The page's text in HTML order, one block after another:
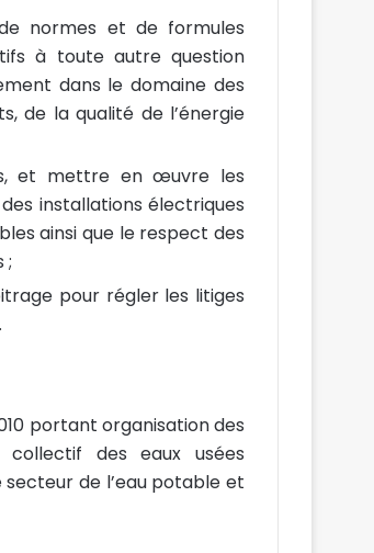
normes et de formules
à toute autre question
dans le domaine des
de la qualité de l’énergie
et mettre en œuvre les
installations électriques
ainsi que le respect des
;
pour régler les litiges
portant organisation des
collectif des eaux usées
secteur de l’eau potable et